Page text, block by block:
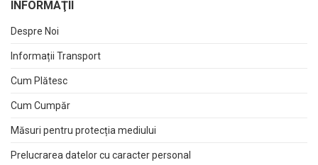
INFORMAŢII
Despre Noi
Informații Transport
Cum Plătesc
Cum Cumpăr
Măsuri pentru protecția mediului
Prelucrarea datelor cu caracter personal